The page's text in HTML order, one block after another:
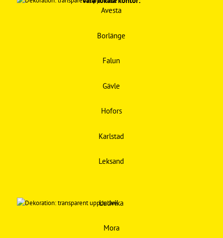
Avesta
Borlänge
Falun
Gävle
Hofors
Karlstad
Leksand
Ludvika
Mora